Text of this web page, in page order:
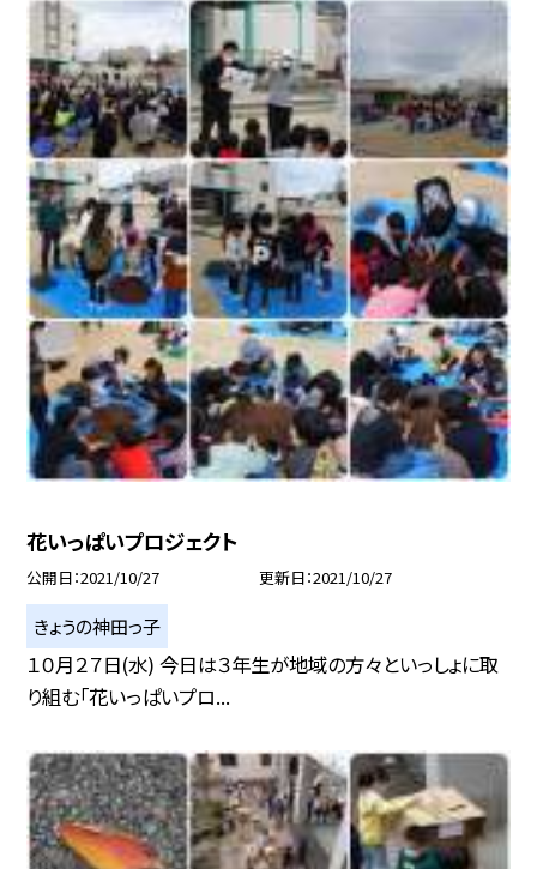
花いっぱいプロジェクト
公開日 2021/10/27 更新日 2021/10/27
きょうの神田っ子
１０月２７日(水) 今日は３年生が地域の方々といっしょに取
り組む「花いっぱいプロ...